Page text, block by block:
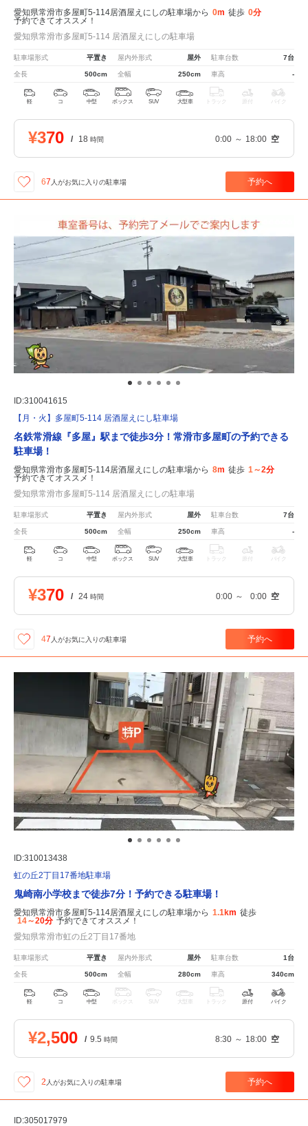
愛知県常滑市多屋町5-114居酒屋えにしの駐車場から 0m 徒歩 0分
予約できてオススメ！
愛知県常滑市多屋町5-114 居酒屋えにしの駐車場
駐車場形式 平置き 屋内外形式 屋外 駐車台数 7台
全長 500cm 全幅 250cm 車高 -
軽 コ 中型 ボックス SUV 大型車 トラック 原付 バイク
¥370 / 18 時間 0:00 ～ 18:00 空
67 人がお気に入りの駐車場 予約へ
ID:310041615
【月・火】多屋町5-114 居酒屋えにし駐車場
名鉄常滑線『多屋』駅まで徒歩3分！常滑市多屋町の予約できる
駐車場！
愛知県常滑市多屋町5-114居酒屋えにしの駐車場から 8m 徒歩 1～2分
予約できてオススメ！
愛知県常滑市多屋町5-114 居酒屋えにしの駐車場
駐車場形式 平置き 屋内外形式 屋外 駐車台数 7台
全長 500cm 全幅 250cm 車高 -
軽 コ 中型 ボックス SUV 大型車 トラック 原付 バイク
¥370 / 24 時間 0:00 ～ 0:00 空
47 人がお気に入りの駐車場 予約へ
ID:310013438
虹の丘2丁目17番地駐車場
鬼崎南小学校まで徒歩7分！予約できる駐車場！
愛知県常滑市多屋町5-114居酒屋えにしの駐車場から 1.1km 徒歩
14～20分 予約できてオススメ！
愛知県常滑市虹の丘2丁目17番地
駐車場形式 平置き 屋内外形式 屋外 駐車台数 1台
全長 500cm 全幅 280cm 車高 340cm
軽 コ 中型 ボックス SUV 大型車 トラック 原付 バイク
¥2,500 / 9.5 時間 8:30 ～ 18:00 空
2 人がお気に入りの駐車場 予約へ
ID:305017979